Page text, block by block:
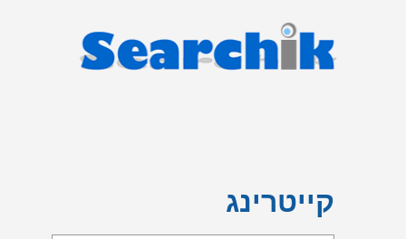
קייטרינג